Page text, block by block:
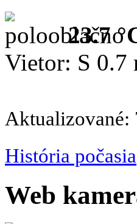
23.7
Vietor: S 0.7
Aktualizované:
História počasia
Web